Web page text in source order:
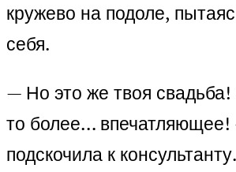
кружево на подоле,
себя.
— Но это же твоя
то более…
подскочила к